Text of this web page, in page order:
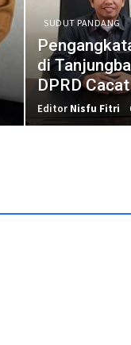
SUDUT PANDANG
di
DPRD
Editor Nisfu Fitri